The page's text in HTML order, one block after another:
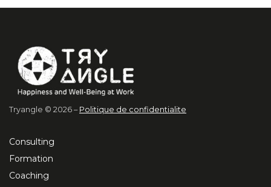
Tryangle © 2026 – Politique de confidentialite
Consulting
Formation
Coaching